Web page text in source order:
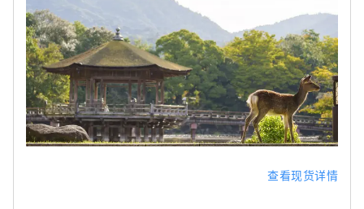
查看现货详情